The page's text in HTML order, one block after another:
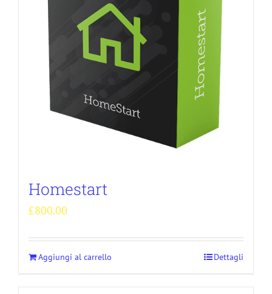
Homestart
£800.00
Aggiungi al carrello Dettagli